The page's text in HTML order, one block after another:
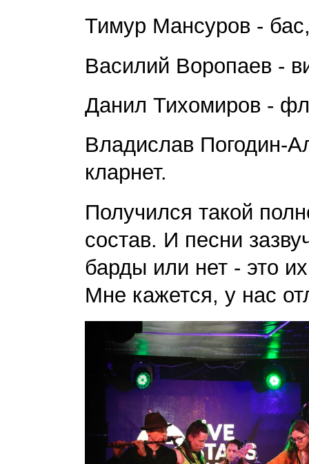
Тимур Мансуров -
Василий Воропаев -
Данил Тихомиров -
Владислав Погодин-
кларнет.
Получился такой
состав. И песни
барды или нет - это
Мне кажется, у нас